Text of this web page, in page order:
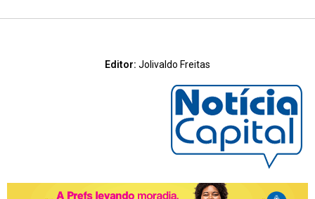
Editor: Jolivaldo Freitas